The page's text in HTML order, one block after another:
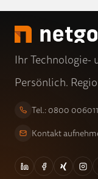
Ihr Technologie-
Persönlich.
Tel.: 0800
Kontakt